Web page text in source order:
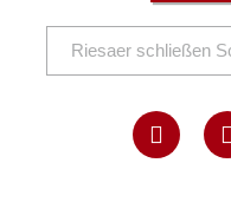
Riesaer schließen